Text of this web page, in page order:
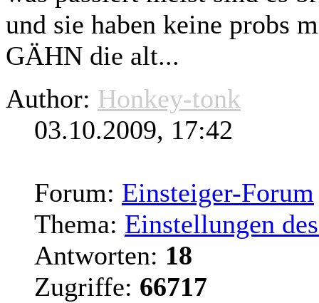
und sie haben keine probs
GÄHN die alt...
Author: Honkey-tonk
03.10.2009, 17:42
Forum: Einsteiger-Forum
Thema: Einstellungen
Antworten: 18
Zugriffe: 66717